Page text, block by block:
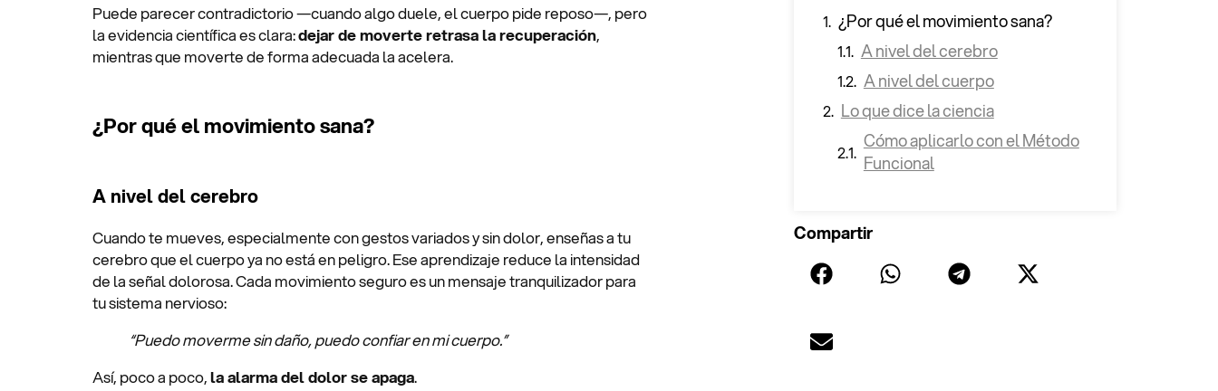
Puede parecer contradictorio —cuando algo duele, el cuerpo pide reposo—, pero
la evidencia científica es clara:dejar de moverte retrasa la recuperación,
mientras que moverte de forma adecuada la acelera.
¿Por qué el movimiento sana?
A nivel del cerebro
Cuando te mueves, especialmente con gestos variados y sin dolor, enseñas a tu
cerebro que el cuerpo ya no está en peligro. Ese aprendizaje reduce la intensidad
de la señal dolorosa. Cada movimiento seguro es un mensaje tranquilizador para
tu sistema nervioso:
“Puedo moverme sin daño, puedo confiar en mi cuerpo.”
Así, poco a poco,la alarma del dolor se apaga.
¿Por qué el movimiento sana?
A nivel del cerebro
A nivel del cuerpo
Lo que dice la ciencia
Cómo aplicarlo con el Método
Funcional
Compartir